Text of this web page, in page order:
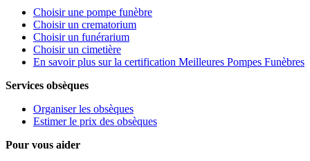
Choisir une pompe funèbre
Choisir un crematorium
Choisir un funérarium
Choisir un cimetière
En savoir plus sur la certification Meilleures Pompes Funèbres
Services obsèques
Organiser les obsèques
Estimer le prix des obsèques
Pour vous aider